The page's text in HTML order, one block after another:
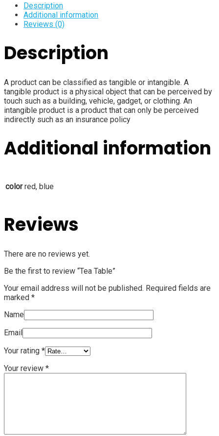
Description
Additional information
Reviews (0)
Description
A product can be classified as tangible or intangible. A
tangible product is a physical object that can be perceived by
touch such as a building, vehicle, gadget, or clothing. An
intangible product is a product that can only be perceived
indirectly such as an insurance policy
Additional information
color red, blue
Reviews
There are no reviews yet.
Be the first to review “Tea Table”
Your email address will not be published. Required fields are
marked *
Name
Email
Your rating *
Your review *